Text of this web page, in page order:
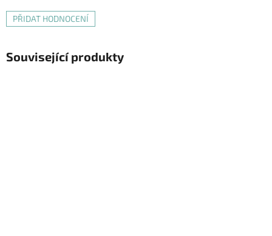
PŘIDAT HODNOCENÍ
Související produkty